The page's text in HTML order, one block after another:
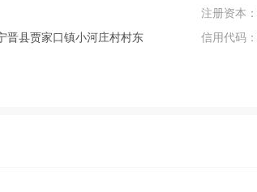
晋县贾家口镇小河庄村村东
注册资本：
信用代码：